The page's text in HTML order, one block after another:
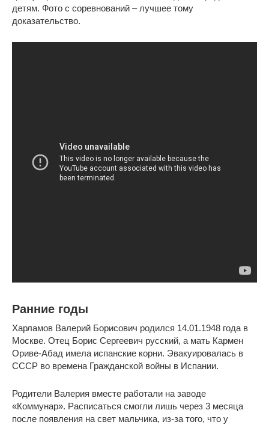
детям. Фото с соревнований – лучшее тому
доказательство.
Ранние годы
Харламов Валерий Борисович родился 14.01.1948 года в
Москве. Отец Борис Сергеевич русский, а мать Кармен
Ориве-Абад имела испанские корни. Эвакуировалась в
СССР во времена Гражданской войны в Испании.
Родители Валерия вместе работали на заводе
«Коммунар». Расписаться смогли лишь через 3 месяца
после появления на свет мальчика, из-за того, что у